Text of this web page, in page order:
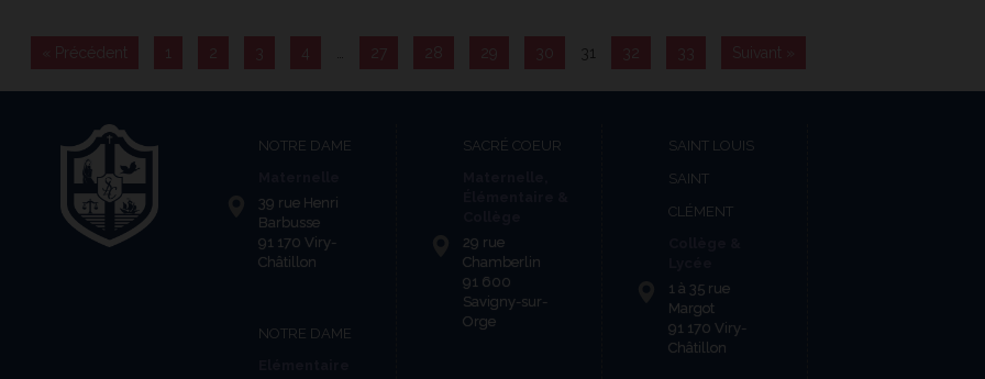
« Précédent 1 3 4 27 28 29 30 31 32 33 Suivant »
NOTRE DAME
39 rue Henri
Barbusse
91 170 Viry-
Châtillon
NOTRE DAME
SACRÉ COEUR
29 rue
Chamberlin
91 600
Savigny-sur-
Orge
SAINT LOUIS
SAINT
CLÉMENT
1 à 35 rue
Margot
91 170 Viry-
Châtillon